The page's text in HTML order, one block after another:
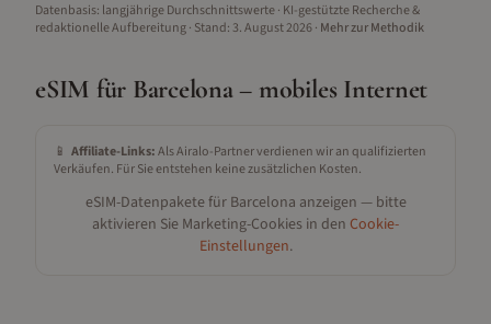
Datenbasis: langjährige Durchschnittswerte · KI-gestützte Recherche &
redaktionelle Aufbereitung· Stand: 3. August 2026· Mehr zur Methodik
eSIM für Barcelona– mobiles Internet
📱 Affiliate-Links:Als Airalo-Partner verdienen wir an qualifizierten
Verkäufen. Für Sie entstehen keine zusätzlichen Kosten.
eSIM-Datenpakete für Barcelona anzeigen — bitte
aktivieren Sie Marketing-Cookies in den Cookie-
Einstellungen.